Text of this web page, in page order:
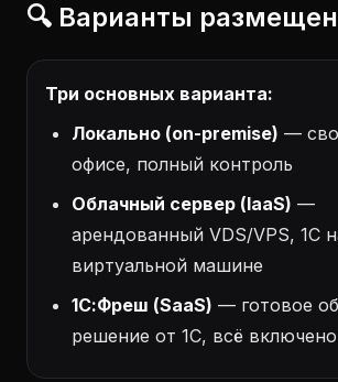
🔍 Варианты
Три основных варианта:
Локально (on-premise) —
офисе, полный контроль
Облачный сервер (IaaS) —
арендованный VDS/VPS, 1С
виртуальной машине
1С:Фреш (SaaS) — готовое
решение от 1С, всё включено